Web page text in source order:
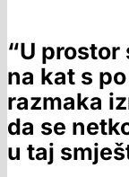
“U
na kat s
razmaka
da se
u taj